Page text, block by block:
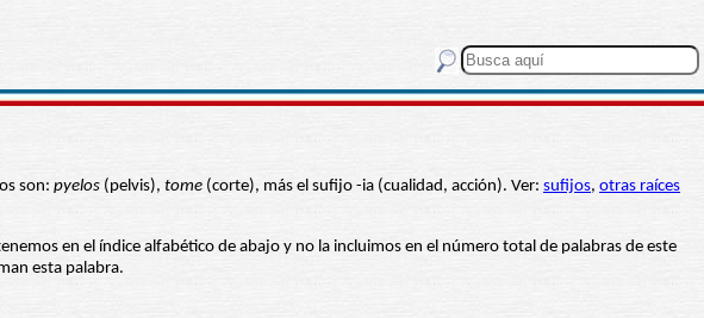
son: pyelos (pelvis), tome (corte), más el sufijo -ia (cualidad, acción). Ver: sufijos, otras raíces
en el índice alfabético de abajo y no la incluimos en el número total de palabras de este
esta palabra.